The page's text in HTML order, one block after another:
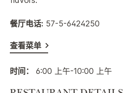
餐厅电话: 57-5-6424250
查看菜单
时间： 6:00 上午-10:00 上午